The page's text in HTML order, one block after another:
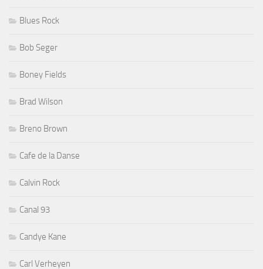
Blues Rock
Bob Seger
Boney Fields
Brad Wilson
Breno Brown
Cafe de la Danse
Calvin Rock
Canal 93
Candye Kane
Carl Verheyen